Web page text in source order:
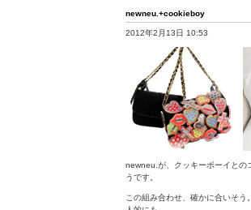
newneu.+cookieboy
2012年2月13日 10:53
newneu.が、クッキーボーイと
うです。
この組み合わせ、確かに合いそう。